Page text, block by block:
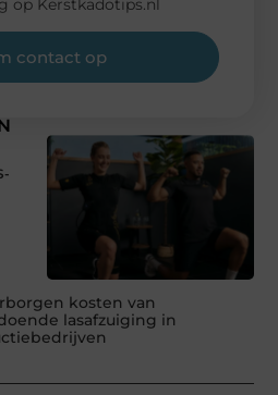
kosten van
lasafzuiging in
op Kerstkadotips.nl
contact op